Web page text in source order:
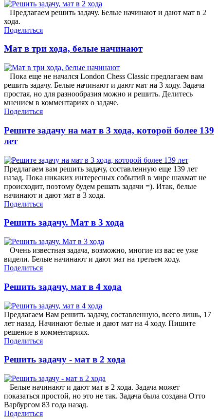
Предлагаем решить задачу. Белые начинают и дают мат в 2
хода.
Поделиться
Мат в три хода, белые начинают
Пока еще не начался London Chess Classic предлагаем вам
решить задачу. Белые начинают и дают мат на 3 ходу. Задача
простая, но для разнообразия можно и решить. Делитесь
мнением в комментариях о задаче.
Поделиться
Решите задачу на мат в 3 хода, которой более 139
лет
Предлагаем вам решить задачу, составленную еще 139 лет
назад. Пока никаких интересных событий в мире шахмат не
происходит, поэтому будем решать задачи =). Итак, белые
начинают и дают мат в 3 хода.
Поделиться
Решить задачу. Мат в 3 хода
Очень известная задача, возможно, многие из вас ее уже
видели. Белые начинают и дают мат на третьем ходу.
Поделиться
Решить задачу, мат в 4 хода
Предлагаем Вам решить задачу, составленную, всего лишь, 17
лет назад. Начинают белые и дают мат на 4 ходу. Пишите
решение в комментариях.
Поделиться
Решить задачу - мат в 2 хода
Белые начинают и дают мат в 2 хода. Задача может
показаться простой, но это не так. Задача была создана Отто
Варбургом 83 года назад.
Поделиться